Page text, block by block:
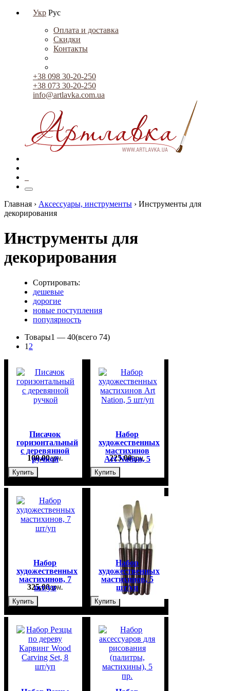
Укр Рус
Оплата и доставка
Скидки
Контакты
+38 098 30-20-250
+38 073 30-20-250
info@artlavka.com.ua
Главная › Аксессуары, инструменты › Инструменты для
декорирования
Инструменты для
декорирования
Сортировать:
дешевые
дорогие
новые поступления
популярность
Товары1 — 40(всего 74)
1 2
Писачок
горизонтальный
с деревянной
ручкой
100,00грн.
Купить
Набор
художественных
мастихинов
Art Nation, 5
шт/уп
225,00грн.
Купить
Набор
художественных
мастихинов, 7
шт/уп
325,00грн.
Купить
Набор
художественных
мастихинов, 5
шт/уп
220,00грн.
Купить